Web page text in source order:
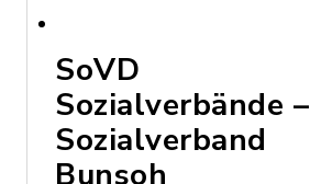
SoVD
Sozialverbände –
Sozialverband
Bunsoh